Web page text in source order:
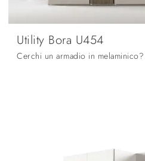
Utility Bora U454